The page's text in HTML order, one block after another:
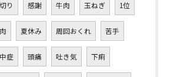
り 感謝 牛肉 玉ねぎ 1位
夏休み 周回おくれ 苦手
症 頭痛 吐き気 下痢